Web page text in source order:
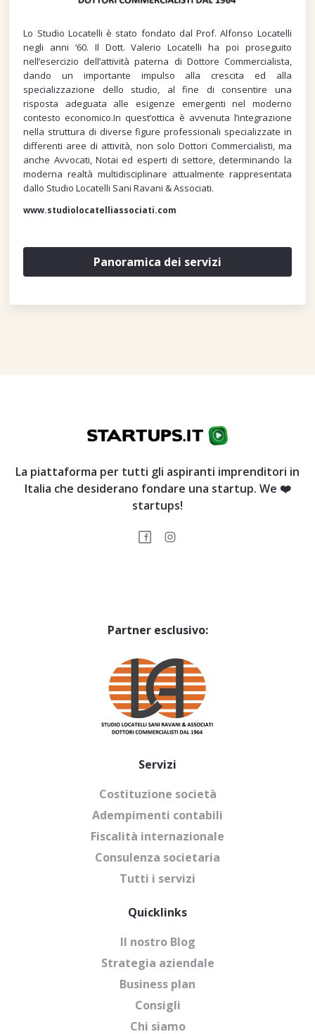
Lo Studio Locatelli è stato fondato dal Prof. Alfonso Locatelli
negli anni ‘60. Il Dott. Valerio Locatelli ha poi proseguito
nell’esercizio dell’attività paterna di Dottore Commercialista,
dando un importante impulso alla crescita ed alla
specializzazione dello studio, al fine di consentire una
risposta adeguata alle esigenze emergenti nel moderno
contesto economico.In quest’ottica è avvenuta l’integrazione
nella struttura di diverse figure professionali specializzate in
differenti aree di attività, non solo Dottori Commercialisti, ma
anche Avvocati, Notai ed esperti di settore, determinando la
moderna realtà multidisciplinare attualmente rappresentata
dallo Studio Locatelli Sani Ravani & Associati.
www.studiolocatelliassociati.com
Panoramica dei servizi
La piattaforma per tutti gli aspiranti imprenditori in
Italia che desiderano fondare una startup. We ❤️
startups!
Partner esclusivo:
Servizi
Costituzione società
Adempimenti contabili
Fiscalità internazionale
Consulenza societaria
Tutti i servizi
Quicklinks
Il nostro Blog
Strategia aziendale
Business plan
Consigli
Chi siamo